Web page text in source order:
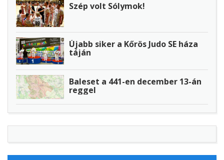
Szép volt Sólymok!
Újabb siker a Kőrös Judo SE háza
táján
Baleset a 441-en december 13-án
reggel